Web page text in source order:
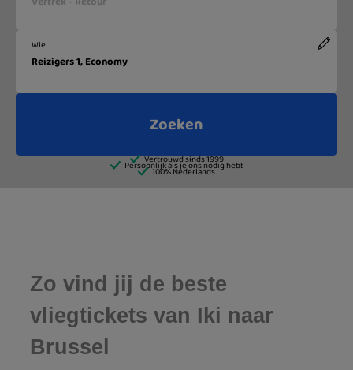
Zo vind jij de beste
vliegtickets van Iki naar
Brussel